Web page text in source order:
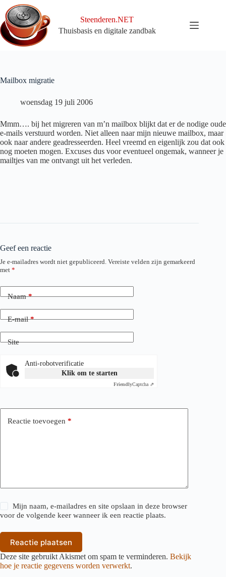
naar
de
inhoud
Steenderen.NET
Thuisbasis en digitale zandbak
Mailbox migratie
woensdag 19 juli 2006
Mmm…. bij het migreren van m’n mailbox blijkt dat er de nodige oude
e-mails verstuurd worden. Niet alleen naar mijn nieuwe mailbox, maar
ook naar andere geadresseerden. Heel vreemd en eigenlijk zou dat ook
nog moeten mogen. Excuses dus voor eventueel ongemak, wanneer je
mailtjes van me ontvangt uit het verleden.
Geef een reactie
Je e-mailadres wordt niet gepubliceerd. Vereiste velden zijn gemarkeerd
met *
Naam*
E-mail*
Site
Anti-robotverificatie
Klik om te starten
FriendlyCaptcha ⇗
Reactie toevoegen *
Mijn naam, e-mailadres en site opslaan in deze browser
voor de volgende keer wanneer ik een reactie plaats.
Reactie plaatsen
Deze site gebruikt Akismet om spam te verminderen. Bekijk
hoe je reactie gegevens worden verwerkt.